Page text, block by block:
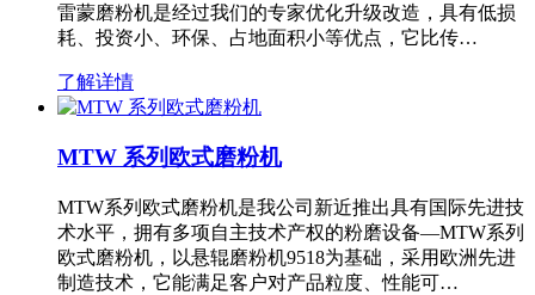
雷蒙磨粉机是经过我们的专家优化升级改造，具有低损
耗、投资小、环保、占地面积小等优点，它比传…
了解详情
MTW 系列欧式磨粉机
MTW系列欧式磨粉机是我公司新近推出具有国际先进技
术水平，拥有多项自主技术产权的粉磨设备—MTW系列
欧式磨粉机，以悬辊磨粉机9518为基础，采用欧洲先进
制造技术，它能满足客户对产品粒度、性能可…